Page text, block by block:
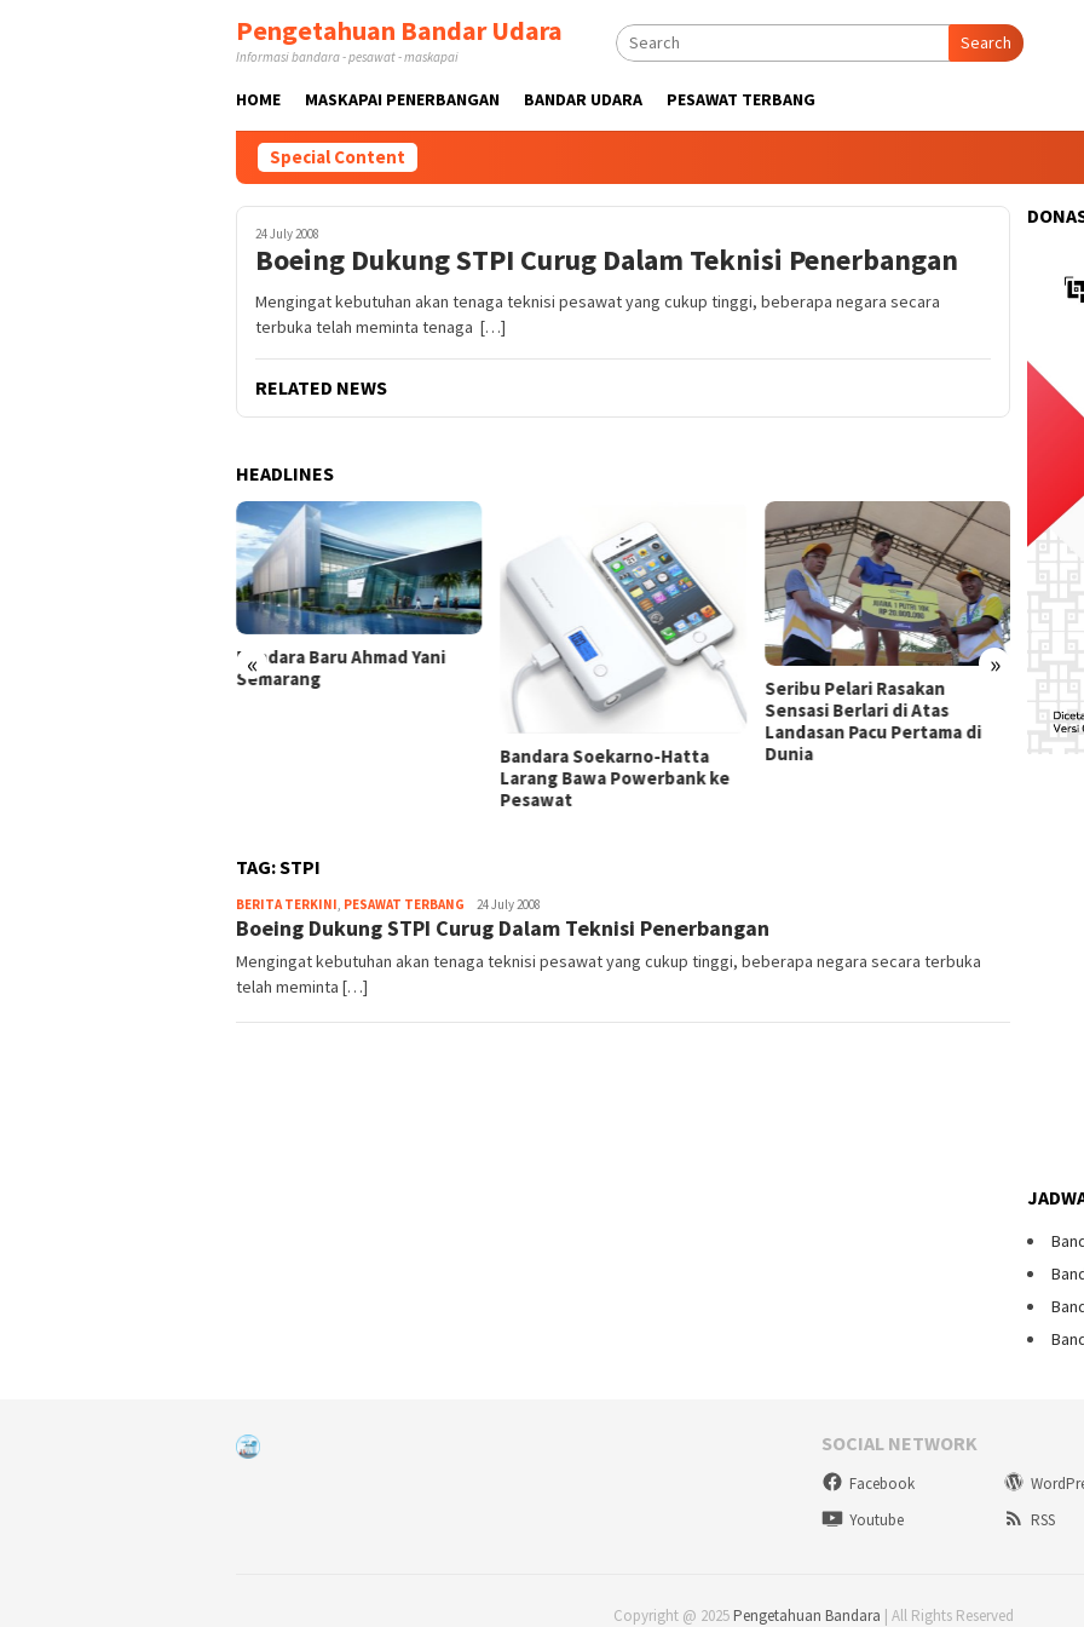
Pengetahuan Bandar Udara
Informasi bandara - pesawat - maskapai
Search
HOME MASKAPAI PENERBANGAN BANDAR UDARA PESAWAT TERBANG
Special Content
24 July 2008
Boeing Dukung STPI Curug Dalam Teknisi Penerbangan
Mengingat kebutuhan akan tenaga teknisi pesawat yang cukup tinggi, beberapa negara secara
terbuka telah meminta tenaga […]
RELATED NEWS
HEADLINES
« »
Bandara Baru Ahmad Yani
Semarang
Bandara Soekarno-Hatta
Larang Bawa Powerbank ke
Pesawat
Seribu Pelari Rasakan
Sensasi Berlari di Atas
Landasan Pacu Pertama di
Dunia
IPL
TAG:STPI
BERITA TERKINI, PESAWAT TERBANG Webmaster
24 July 2008
Boeing Dukung STPI Curug Dalam Teknisi Penerbangan
Mengingat kebutuhan akan tenaga teknisi pesawat yang cukup tinggi, beberapa negara secara terbuka
telah meminta […]
SOCIAL NETWORK
Facebook
Youtube
RSS
Copyright @ 2025 Pengetahuan Bandara | All Rights Reserved